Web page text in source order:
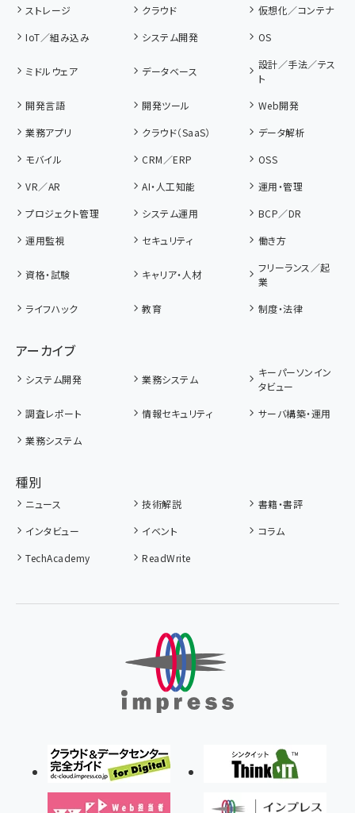
ストレージ
クラウド
仮想化／コンテナ
IoT／組み込み
システム開発 OS
ミドルウェア データベース
設計／手法／テス
ト
開発言語
開発ツール
Web開発
業務アプリ
クラウド（SaaS）
データ解析
モバイル
CRM／ERP
OSS
VR／AR
AI・人工知能
運用・管理
プロジェクト管理
システム運用
BCP／DR
運用監視
セキュリティ 働き方
資格・試験 キャリア・人材
フリーランス／起
業
ライフハック
教育 制度・法律
アーカイブ
システム開発 業務システム
キーパーソンイン
タビュー
調査レポート
情報セキュリティ
サーバ構築・運用
業務システム
種別
ニュース 技術解説
書籍・書評
インタビュー
イベント
コラム
TechAcademy
ReadWrite